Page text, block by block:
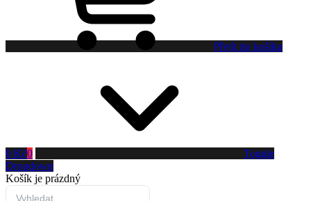
Přejít do košíku
0 Kč0
Toggle
Dropdown
Košík je prázdný